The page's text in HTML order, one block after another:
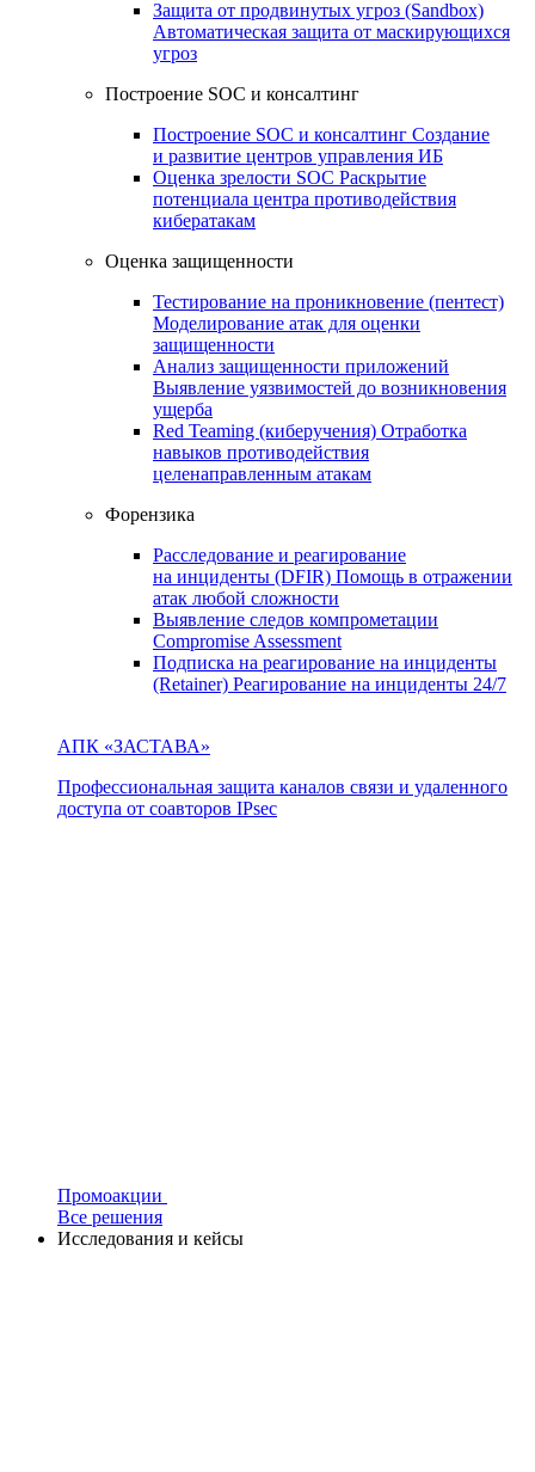
Защита от продвинутых угроз (Sandbox)
Автоматическая защита от маскирующихся
угроз
Построение SOC и консалтинг
Построение SOC и консалтинг Создание
и развитие центров управления ИБ
Оценка зрелости SOC Раскрытие
потенциала центра противодействия
кибератакам
Оценка защищенности
Тестирование на проникновение (пентест)
Моделирование атак для оценки
защищенности
Анализ защищенности приложений
Выявление уязвимостей до возникновения
ущерба
Red Teaming (киберучения) Отработка
навыков противодействия
целенаправленным атакам
Форензика
Расследование и реагирование
на инциденты (DFIR) Помощь в отражении
атак любой сложности
Выявление следов компрометации
Compromise Assessment
Подписка на реагирование на инциденты
(Retainer) Реагирование на инциденты 24/7
АПК «ЗАСТАВА»
Профессиональная защита каналов связи и удаленного
доступа от соавторов IPsec
Промоакции
Все решения
Исследования и кейсы